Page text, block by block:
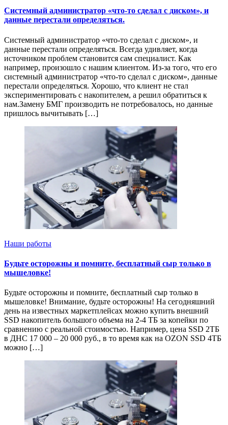
Системный администратор «что-то сделал с диском», и
данные перестали определяться.
Системный администратор «что-то сделал с диском», и
данные перестали определяться. Всегда удивляет, когда
источником проблем становится сам специалист. Как
например, произошло с нашим клиентом. Из-за того, что его
системный администратор «что-то сделал с диском», данные
перестали определяться. Хорошо, что клиент не стал
экспериментировать с накопителем, а решил обратиться к
нам.Замену БМГ производить не потребовалось, но данные
пришлось вычитывать […]
Наши работы
Будьте осторожны и помните, бесплатный сыр только в
мышеловке!
Будьте осторожны и помните, бесплатный сыр только в
мышеловке! Внимание, будьте осторожны! На сегодняшний
день на известных маркетплейсах можно купить внешний
SSD накопитель большого объема на 2-4 ТБ за копейки по
сравнению с реальной стоимостью. Например, цена SSD 2ТБ
в ДНС 17 000 – 20 000 руб., в то время как на OZON SSD 4ТБ
можно […]